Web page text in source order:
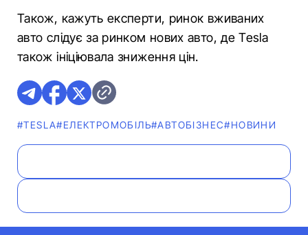
Також, кажуть експерти, ринок вживаних
авто слідує за ринком нових авто, де Tesla
також ініціювала зниження цін.
#TESLA#ЕЛЕКТРОМОБІЛЬ#АВТОБІЗНЕС#НОВИНИ